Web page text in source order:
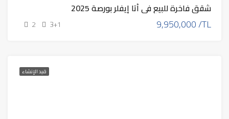
شقق فاخرة للبيع في أتا إيفلر بورصة 2025
9,950,000 /TL
3+1
2
قيد الإنشاء